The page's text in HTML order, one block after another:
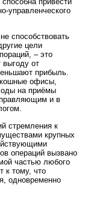
управленческого
способствовать
цели
– это
от
прибыль.
офисы,
на приёмы
и в
стремления к
крупных
операций вызвано
частью любого
к тому, что
одновременно